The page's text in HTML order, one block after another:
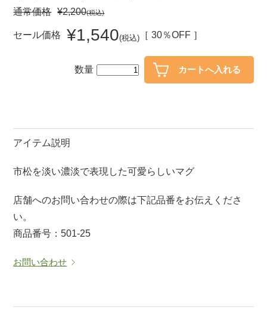
カレー皿・パスタ皿
中鉢
ポット 急須
ロックカップ タンブラー
そば千代口 フグヒレ酒
徳利・盃
そば徳利
通常価格 ¥2,200(税込)
セール価格 ¥1,540(税込) ［ 30％OFF ］
数量
アイテム説明
市松を淡い濃淡で表現した可愛らしいマグ
店舗へのお問い合わせの際は下記品番をお伝えくださ
い。
商品番号：501-25
お問い合わせ